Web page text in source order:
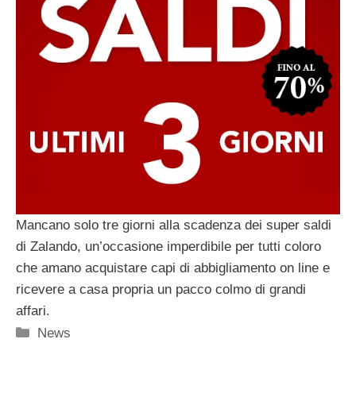
Mancano solo tre giorni alla scadenza dei super saldi
di Zalando, un’occasione imperdibile per tutti coloro
che amano acquistare capi di abbigliamento on line e
ricevere a casa propria un pacco colmo di grandi
affari.
Categorie
News